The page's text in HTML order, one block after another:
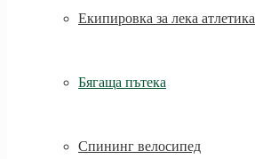
Екипировка за лека атлетика
Бягаща пътека
Спининг велосипед